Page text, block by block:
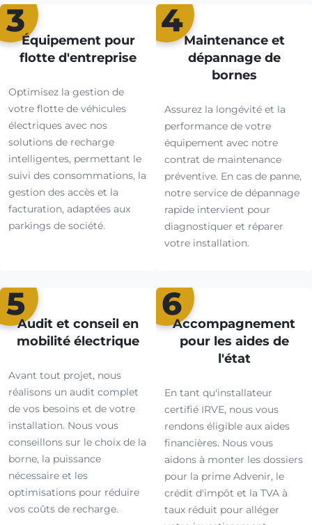
3
Équipement pour
flotte d'entreprise
Optimisez la gestion de
votre flotte de véhicules
électriques avec nos
solutions de recharge
intelligentes, permettant le
suivi des consommations, la
gestion des accès et la
facturation, adaptées aux
parkings de société.
4
Maintenance et
dépannage de
bornes
Assurez la longévité et la
performance de votre
équipement avec notre
contrat de maintenance
préventive. En cas de panne,
notre service de dépannage
rapide intervient pour
diagnostiquer et réparer
votre installation.
5
Audit et conseil en
mobilité électrique
Avant tout projet, nous
réalisons un audit complet
de vos besoins et de votre
installation. Nous vous
conseillons sur le choix de la
borne, la puissance
nécessaire et les
optimisations pour réduire
vos coûts de recharge.
6
Accompagnement
pour les aides de
l'état
En tant qu'installateur
certifié IRVE, nous vous
rendons éligible aux aides
financières. Nous vous
aidons à monter les dossiers
pour la prime Advenir, le
crédit d'impôt et la TVA à
taux réduit pour alléger